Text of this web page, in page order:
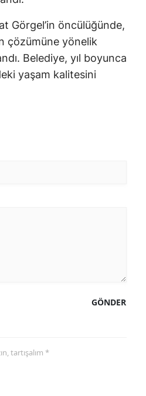
Görgel’in öncülüğünde,
çözümüne yönelik
Belediye, yıl boyunca
yaşam kalitesini
GÖNDER
tartışalım *